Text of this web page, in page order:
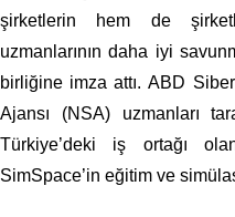
şirketlerin hem de
uzmanlarının daha iyi
birliğine imza attı. ABD
Ajansı (NSA) uzmanları
Türkiye’deki iş ortağı
SimSpace’in eğitim ve